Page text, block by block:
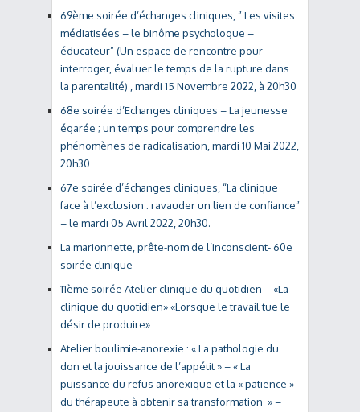
69ème soirée d’échanges cliniques, ” Les visites
médiatisées – le binôme psychologue –
éducateur” (Un espace de rencontre pour
interroger, évaluer le temps de la rupture dans
la parentalité) , mardi 15 Novembre 2022, à 20h30
68e soirée d’Echanges cliniques – La jeunesse
égarée ; un temps pour comprendre les
phénomènes de radicalisation, mardi 10 Mai 2022,
20h30
67e soirée d’échanges cliniques, “La clinique
face à l’exclusion : ravauder un lien de confiance”
– le mardi 05 Avril 2022, 20h30.
La marionnette, prête-nom de l’inconscient- 60e
soirée clinique
11ème soirée Atelier clinique du quotidien – «La
clinique du quotidien» «Lorsque le travail tue le
désir de produire»
Atelier boulimie-anorexie : « La pathologie du
don et la jouissance de l’appétit » – « La
puissance du refus anorexique et la « patience »
du thérapeute à obtenir sa transformation » –